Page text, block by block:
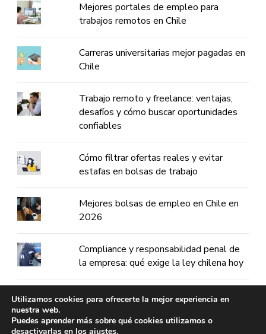
Mejores portales de empleo para
trabajos remotos en Chile
Carreras universitarias mejor pagadas en
Chile
Trabajo remoto y freelance: ventajas,
desafíos y cómo buscar oportunidades
confiables
Cómo filtrar ofertas reales y evitar
estafas en bolsas de trabajo
Mejores bolsas de empleo en Chile en
2026
Compliance y responsabilidad penal de
la empresa: qué exige la ley chilena hoy
Maestrías en Chile
Utilizamos cookies para ofrecerte la mejor experiencia en
nuestra web.
Puedes aprender más sobre qué cookies utilizamos o
desactivarlas en los ajustes.